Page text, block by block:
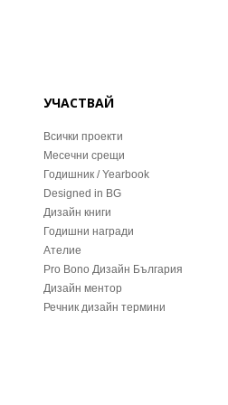
УЧАСТВАЙ
Всички проекти
Месечни срещи
Годишник / Yearbook
Designed in BG
Дизайн книги
Годишни награди
Ателие
Pro Bono Дизайн България
Дизайн ментор
Речник дизайн термини